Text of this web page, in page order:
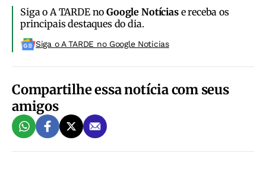
Siga o A TARDE noGoogle Notíciase receba os
principais destaques do dia.
Siga o A TARDE no Google Noticias
Compartilhe essa notícia com seus
amigos